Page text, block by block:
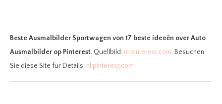
Beste Ausmalbilder Sportwagen von 17 beste ideeën over Auto
Ausmalbilder op Pinterest. Quellbild: nl.pinterest.com. Besuchen
Sie diese Site für Details: nl.pinterest.com